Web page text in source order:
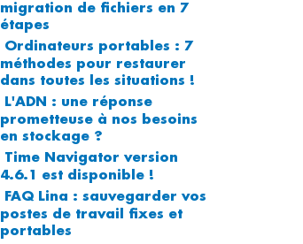
migration de fichiers en 7
étapes
Ordinateurs portables : 7
méthodes pour restaurer
dans toutes les situations !
L'ADN : une réponse
prometteuse à nos besoins
en stockage ?
Time Navigator version
4.6.1 est disponible !
FAQ Lina : sauvegarder vos
postes de travail fixes et
portables